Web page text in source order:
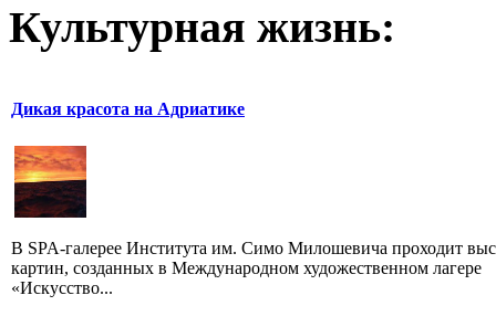
Культурная жизнь:
Дикая красота на Адриатике
В SPA-галерее Института им. Симо Милошевича проходит
картин, созданных в Международном художественном лагере
«Искусство...